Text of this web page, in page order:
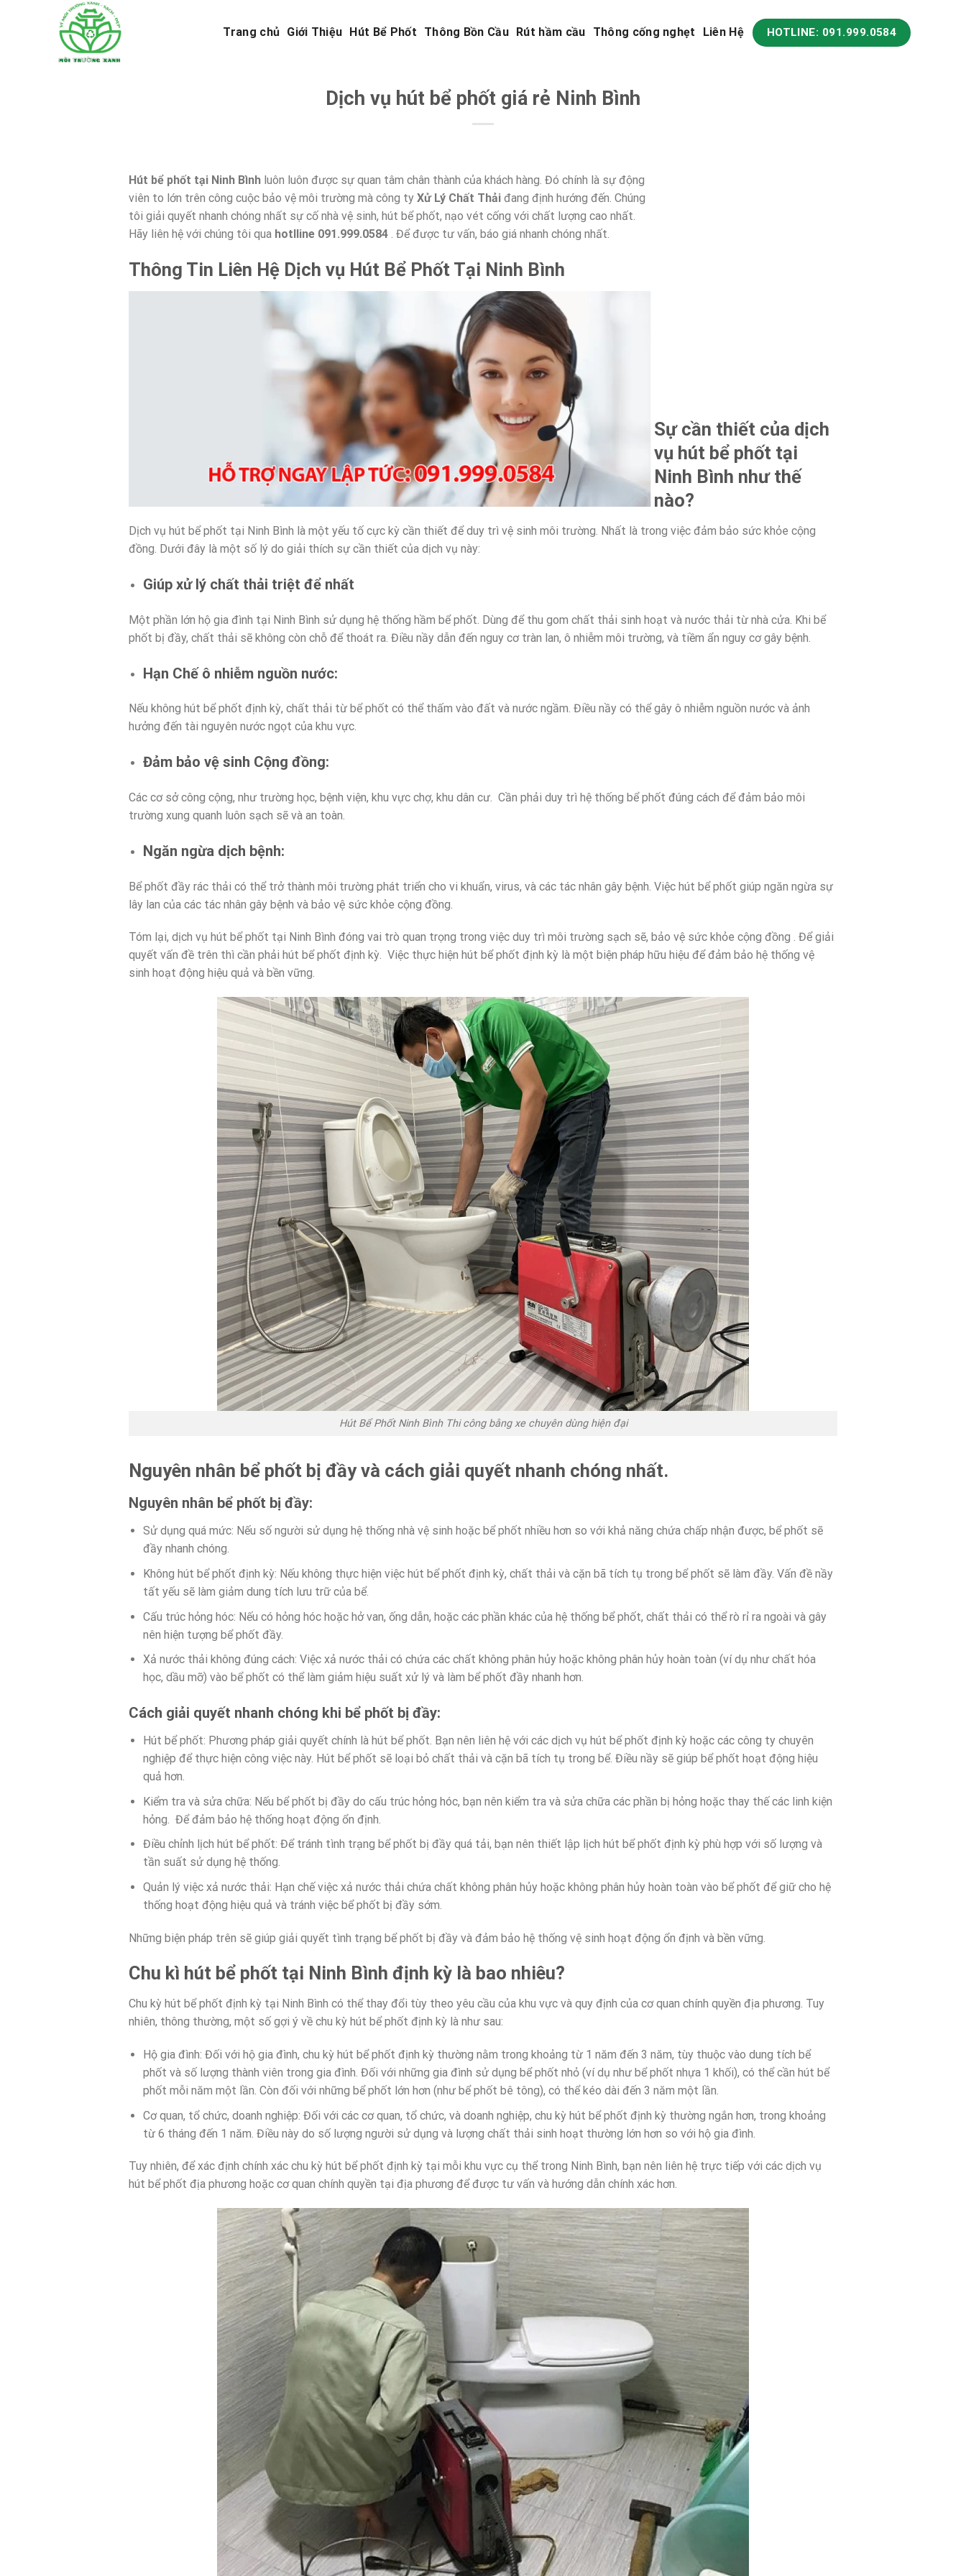
Trang chủ Giới Thiệu Hút Bể Phốt Thông Bồn Cầu Rút hầm cầu Thông cống nghẹt Liên Hệ HOTLINE: 091.999.0584
Dịch vụ hút bể phốt giá rẻ Ninh Bình
Hút bể phốt tại Ninh Bìnhluôn luôn được sự quan tâm chân thành của khách hàng. Đó chính là sự động
viên to lớn trên công cuộc bảo vệ môi trường mà công ty Xử Lý Chất Thảiđang định hướng đến. Chúng
tôi giải quyết nhanh chóng nhất sự cố nhà vệ sinh, hút bể phốt, nạo vét cống với chất lượng cao nhất.
Hãy liên hệ với chúng tôi qua hotlline 091.999.0584 . Để được tư vấn, báo giá nhanh chóng nhất.
Thông Tin Liên Hệ Dịch vụ Hút Bể Phốt Tại Ninh Bình
Sự cần thiết của dịch
vụ hút bể phốt tại
Ninh Bình như thế
nào?
Dịch vụ hút bể phốt tại Ninh Bình là một yếu tố cực kỳ cần thiết để duy trì vệ sinh môi trường. Nhất là trong việc đảm bảo sức khỏe cộng
đồng. Dưới đây là một số lý do giải thích sự cần thiết của dịch vụ này:
Giúp xử lý chất thải triệt để nhất
Một phần lớn hộ gia đình tại Ninh Bình sử dụng hệ thống hầm bể phốt. Dùng để thu gom chất thải sinh hoạt và nước thải từ nhà cửa. Khi bể
phốt bị đầy, chất thải sẽ không còn chỗ để thoát ra. Điều nầy dẫn đến nguy cơ tràn lan, ô nhiễm môi trường, và tiềm ẩn nguy cơ gây bệnh.
Hạn Chế ô nhiễm nguồn nước:
Nếu không hút bể phốt định kỳ, chất thải từ bể phốt có thể thấm vào đất và nước ngầm. Điều nầy có thể gây ô nhiễm nguồn nước và ảnh
hưởng đến tài nguyên nước ngọt của khu vực.
Đảm bảo vệ sinh Cộng đồng:
Các cơ sở công cộng, như trường học, bệnh viện, khu vực chợ, khu dân cư. Cần phải duy trì hệ thống bể phốt đúng cách để đảm bảo môi
trường xung quanh luôn sạch sẽ và an toàn.
Ngăn ngừa dịch bệnh:
Bể phốt đầy rác thải có thể trở thành môi trường phát triển cho vi khuẩn, virus, và các tác nhân gây bệnh. Việc hút bể phốt giúp ngăn ngừa sự
lây lan của các tác nhân gây bệnh và bảo vệ sức khỏe cộng đồng.
Tóm lại, dịch vụ hút bể phốt tại Ninh Bình đóng vai trò quan trọng trong việc duy trì môi trường sạch sẽ, bảo vệ sức khỏe cộng đồng . Để giải
quyết vấn đề trên thì cần phải hút bể phốt định kỳ. Việc thực hiện hút bể phốt định kỳ là một biện pháp hữu hiệu để đảm bảo hệ thống vệ
sinh hoạt động hiệu quả và bền vững.
Hút Bể Phốt Ninh Bình Thi công bằng xe chuyên dùng hiện đại
Nguyên nhân bể phốt bị đầy và cách giải quyết nhanh chóng nhất.
Nguyên nhân bể phốt bị đầy:
Sử dụng quá mức: Nếu số người sử dụng hệ thống nhà vệ sinh hoặc bể phốt nhiều hơn so với khả năng chứa chấp nhận được, bể phốt sẽ
đầy nhanh chóng.
Không hút bể phốt định kỳ: Nếu không thực hiện việc hút bể phốt định kỳ, chất thải và cặn bã tích tụ trong bể phốt sẽ làm đầy. Vấn đề nầy
tất yếu sẽ làm giảm dung tích lưu trữ của bể.
Cấu trúc hỏng hóc: Nếu có hỏng hóc hoặc hở van, ống dẫn, hoặc các phần khác của hệ thống bể phốt, chất thải có thể rò rỉ ra ngoài và gây
nên hiện tượng bể phốt đầy.
Xả nước thải không đúng cách: Việc xả nước thải có chứa các chất không phân hủy hoặc không phân hủy hoàn toàn (ví dụ như chất hóa
học, dầu mỡ) vào bể phốt có thể làm giảm hiệu suất xử lý và làm bể phốt đầy nhanh hơn.
Cách giải quyết nhanh chóng khi bể phốt bị đầy:
Hút bể phốt: Phương pháp giải quyết chính là hút bể phốt. Bạn nên liên hệ với các dịch vụ hút bể phốt định kỳ hoặc các công ty chuyên
nghiệp để thực hiện công việc này. Hút bể phốt sẽ loại bỏ chất thải và cặn bã tích tụ trong bể. Điều nầy sẽ giúp bể phốt hoạt động hiệu
quả hơn.
Kiểm tra và sửa chữa: Nếu bể phốt bị đầy do cấu trúc hỏng hóc, bạn nên kiểm tra và sửa chữa các phần bị hỏng hoặc thay thế các linh kiện
hỏng. Để đảm bảo hệ thống hoạt động ổn định.
Điều chỉnh lịch hút bể phốt: Để tránh tình trạng bể phốt bị đầy quá tải, bạn nên thiết lập lịch hút bể phốt định kỳ phù hợp với số lượng và
tần suất sử dụng hệ thống.
Quản lý việc xả nước thải: Hạn chế việc xả nước thải chứa chất không phân hủy hoặc không phân hủy hoàn toàn vào bể phốt để giữ cho hệ
thống hoạt động hiệu quả và tránh việc bể phốt bị đầy sớm.
Những biện pháp trên sẽ giúp giải quyết tình trạng bể phốt bị đầy và đảm bảo hệ thống vệ sinh hoạt động ổn định và bền vững.
Chu kì hút bể phốt tại Ninh Bình định kỳ là bao nhiêu?
Chu kỳ hút bể phốt định kỳ tại Ninh Bình có thể thay đổi tùy theo yêu cầu của khu vực và quy định của cơ quan chính quyền địa phương. Tuy
nhiên, thông thường, một số gợi ý về chu kỳ hút bể phốt định kỳ là như sau:
Hộ gia đình: Đối với hộ gia đình, chu kỳ hút bể phốt định kỳ thường nằm trong khoảng từ 1 năm đến 3 năm, tùy thuộc vào dung tích bể
phốt và số lượng thành viên trong gia đình. Đối với những gia đình sử dụng bể phốt nhỏ (ví dụ như bể phốt nhựa 1 khối), có thể cần hút bể
phốt mỗi năm một lần. Còn đối với những bể phốt lớn hơn (như bể phốt bê tông), có thể kéo dài đến 3 năm một lần.
Cơ quan, tổ chức, doanh nghiệp: Đối với các cơ quan, tổ chức, và doanh nghiệp, chu kỳ hút bể phốt định kỳ thường ngắn hơn, trong khoảng
từ 6 tháng đến 1 năm. Điều này do số lượng người sử dụng và lượng chất thải sinh hoạt thường lớn hơn so với hộ gia đình.
Tuy nhiên, để xác định chính xác chu kỳ hút bể phốt định kỳ tại mỗi khu vực cụ thể trong Ninh Bình, bạn nên liên hệ trực tiếp với các dịch vụ
hút bể phốt địa phương hoặc cơ quan chính quyền tại địa phương để được tư vấn và hướng dẫn chính xác hơn.